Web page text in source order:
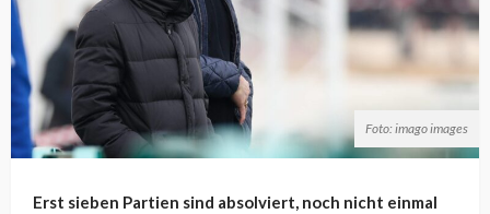
Foto: imago images
Erst sieben Partien sind absolviert, noch nicht einmal